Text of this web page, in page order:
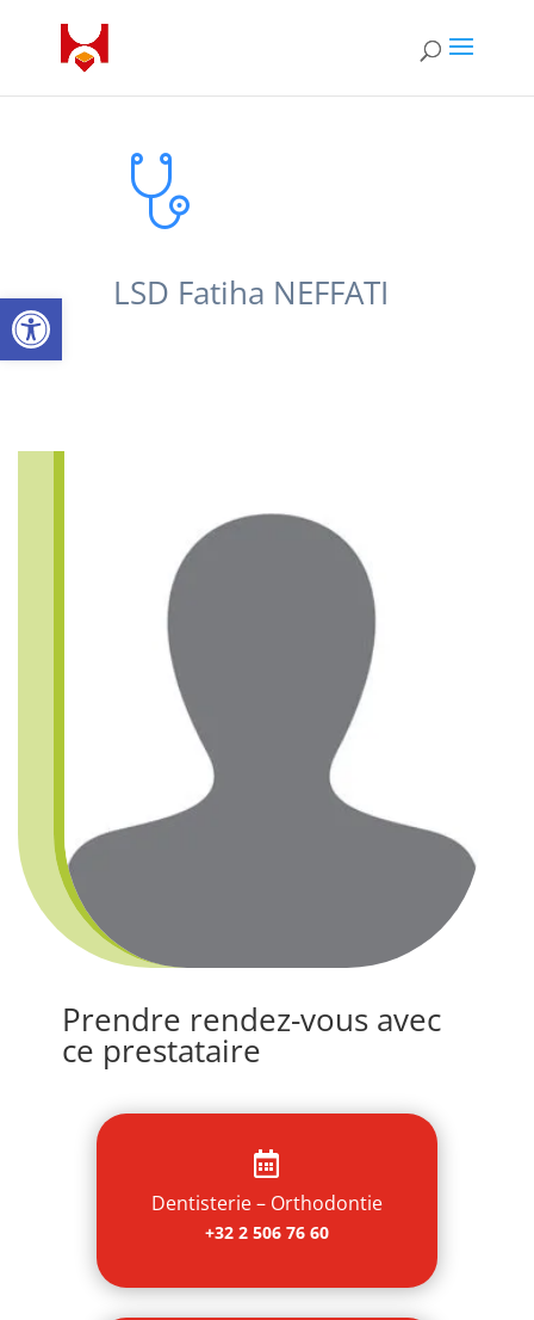
Ouvrir la barre d’outilsLSD Fatiha NEFFATI
Prendre rendez-vous avec
ce prestataire

Dentisterie – Orthodontie
+32 2 506 76 60